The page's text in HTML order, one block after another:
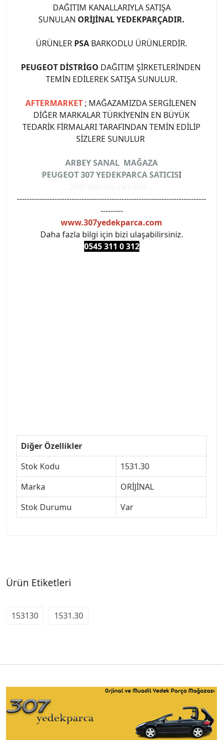
DAĞITIM KANALLARIYLA SATIŞA
SUNULAN ORİJİNAL YEDEKPARÇADIR.
ÜRÜNLER PSA BARKODLU ÜRÜNLERDİR.
PEUGEOT DİSTRİGO DAĞITIM ŞİRKETLERİNDEN
TEMİN EDİLEREK SATIŞA SUNULUR.
AFTERMARKET ; MAĞAZAMIZDA SERGİLENEN
DİĞER MARKALAR TÜRKİYENİN EN BÜYÜK
TEDARİK FİRMALARI TARAFINDAN TEMİN EDİLİP
SİZLERE SUNULUR
ARBEY SANAL MAĞAZA
PEUGEOT 307 YEDEKPARCA SATICISI
----------------------------------------------------------------------------
---------
www.307yedekparca.com
Daha fazla bilgi için bizi ulaşabilirsiniz.
0545 311 0 312
Diğer Özellikler
Stok Kodu
1531.30
Marka
ORİJİNAL
Stok Durumu
Var
Ürün Etiketleri
153130 1531.30